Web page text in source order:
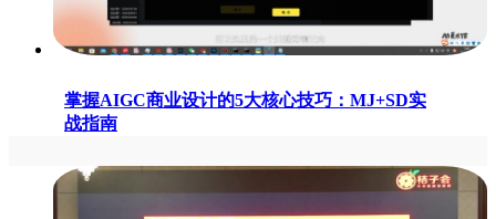
掌握AIGC商业设计的5大核心技巧：MJ+SD实
战指南